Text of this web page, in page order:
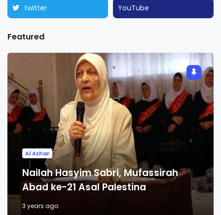
twitter YouTube
Featured
Al Azhar
Nailah Hasyim Sabri, Mufassirah
Abad ke-21 Asal Palestina
3 years ago